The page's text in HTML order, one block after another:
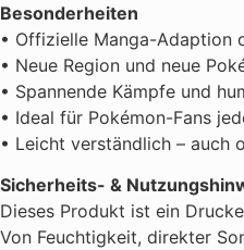
Besonderheiten
• Offizielle Manga-Adaption
• Neue Region und neue
• Spannende Kämpfe und
• Ideal für Pokémon-Fans
• Leicht verständlich – auch
Sicherheits- &
Dieses Produkt ist ein
Von Feuchtigkeit, direkter